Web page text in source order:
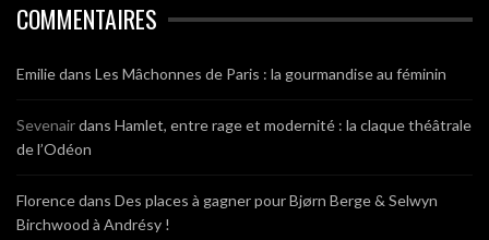
COMMENTAIRES
Emiliedans Les Mâchonnes de Paris : la gourmandise au féminin
Sevenairdans Hamlet, entre rage et modernité : la claque théâtrale
de l’Odéon
Florencedans Des places à gagner pour Bjørn Berge & Selwyn
Birchwood à Andrésy !